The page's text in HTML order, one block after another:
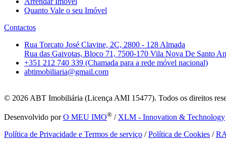
Quanto Vale o seu Imóvel
Contactos
Rua Torcato José Clavine, 2C, 2800 - 128 Almada
Rua das Gaivotas, Bloco 71, 7500-170 Vila Nova De Santo
+351 212 740 339 (Chamada para a rede móvel nacional)
abtimobiliaria@gmail.com
© 2026 ABT Imobiliária (Licença AMI 15477). Todos os direitos
Desenvolvido porO MEU IMO® / XLM - Innovation & Technology
Política de Privacidade e Termos de serviço /Política de Cookies /